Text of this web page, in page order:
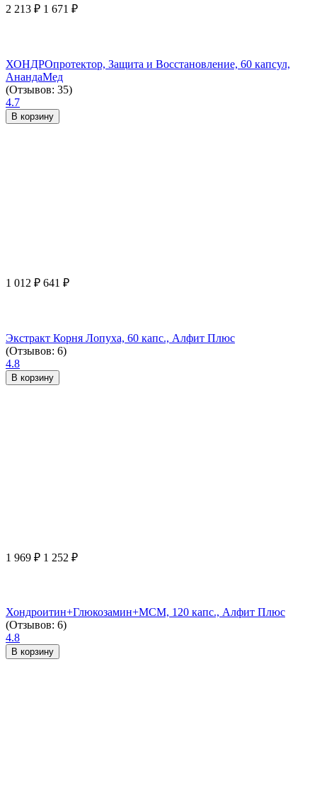
2 213 ₽ 1 671 ₽
ХОНДРОпротектор, Защита и Восстановление, 60 капсул,
АнандаМед
(Отзывов: 35)
4.7
В корзину
1 012 ₽ 641 ₽
Экстракт Корня Лопуха, 60 капс., Алфит Плюс
(Отзывов: 6)
4.8
В корзину
1 969 ₽ 1 252 ₽
Хондроитин+Глюкозамин+МСМ, 120 капс., Алфит Плюс
(Отзывов: 6)
4.8
В корзину